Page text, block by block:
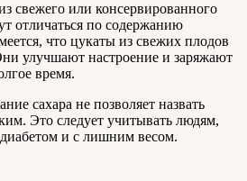
свежего или консервированного
отличаться по содержанию
что цукаты из свежих плодов
улучшают настроение и заряжают
время.
сахара не позволяет назвать
Это следует учитывать людям,
и с лишним весом.